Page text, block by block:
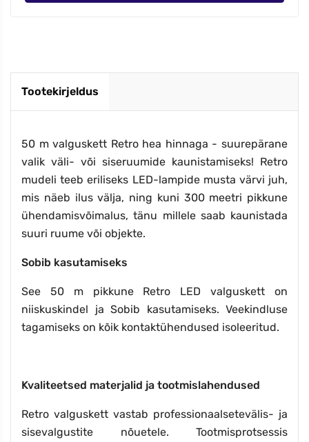
Tootekirjeldus
50 m valguskett Retro hea hinnaga - suurepärane
valik väli- või siseruumide kaunistamiseks! Retro
mudeli teeb eriliseks LED-lampide musta värvi juh,
mis näeb ilus välja, ning kuni 300 meetri pikkune
ühendamisvõimalus, tänu millele saab kaunistada
suuri ruume või objekte.
Sobib kasutamiseks
See 50 m pikkune Retro LED valguskett on
niiskuskindel ja Sobib kasutamiseks. Veekindluse
tagamiseks on kõik kontaktühendused isoleeritud.
Kvaliteetsed materjalid ja tootmislahendused
Retro valguskett vastab professionaalsetevälis- ja
sisevalgustite nõuetele. Tootmisprotsessis